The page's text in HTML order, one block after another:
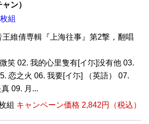
ン）
組
王維倩専輯『上海往事』第2撃，翻唱
笑 02. 我的心里隻有[イ尓]没有他 03.
恋之火 06. 我要[イ尓] （英語） 07.
09. 月...
組 キャンペーン価格 2,842円（税込）